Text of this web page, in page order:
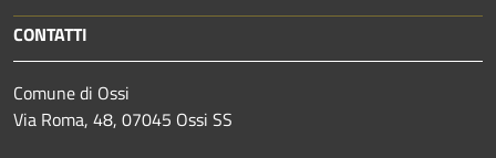
CONTATTI
Comune di Ossi
Via Roma, 48, 07045 Ossi SS